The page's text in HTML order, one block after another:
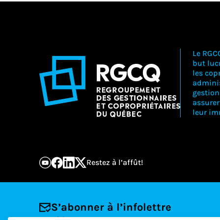
Le
but
les
leur
Restez à l’affût!
S’abonner à l’infolettre